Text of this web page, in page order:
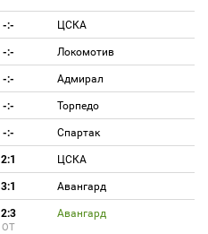
-:- ЦСКА
-:- Локомотив
-:- Адмирал
-:- Торпедо
-:- Спартак
2:1 ЦСКА
3:1 Авангард
2:3 Авангард
ОТ